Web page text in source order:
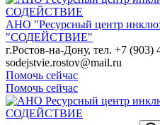
АНО "Ресурсный центр
"СОДЕЙСТВИЕ"
г.Ростов-на-Дону, тел. +7 (903)
sodejstvie.rostov@mail.ru
Помочь сейчас
Помочь сейчас